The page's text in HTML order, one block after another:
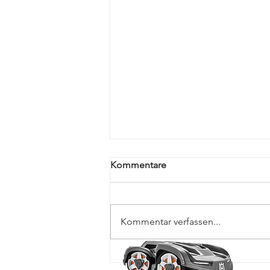
Husqvarna Umtauschaktion
Kommentare
Kommentar verfassen...